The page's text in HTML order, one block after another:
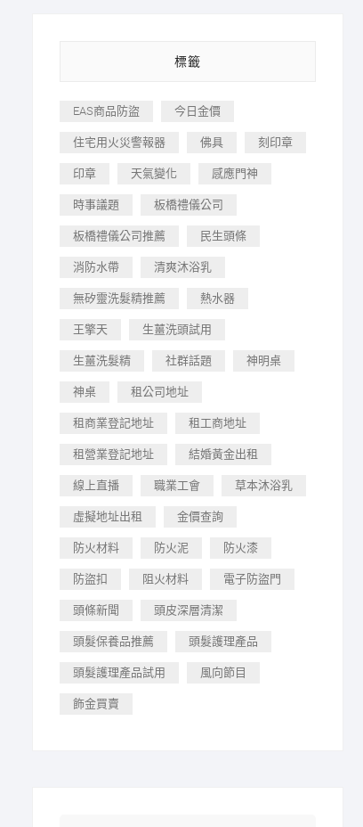
標籤
EAS商品防盜 今日金價
住宅用火災警報器 佛具 刻印章
印章 天氣變化 感應門神
時事議題 板橋禮儀公司
板橋禮儀公司推薦 民生頭條
消防水帶 清爽沐浴乳
無矽靈洗髮精推薦 熱水器
王擎天 生薑洗頭試用
生薑洗髮精 社群話題 神明桌
神桌 租公司地址
租商業登記地址 租工商地址
租營業登記地址 結婚黃金出租
線上直播 職業工會 草本沐浴乳
虛擬地址出租 金價查詢
防火材料 防火泥 防火漆
防盜扣 阻火材料 電子防盜門
頭條新聞 頭皮深層清潔
頭髮保養品推薦 頭髮護理產品
頭髮護理產品試用 風向節目
飾金買賣